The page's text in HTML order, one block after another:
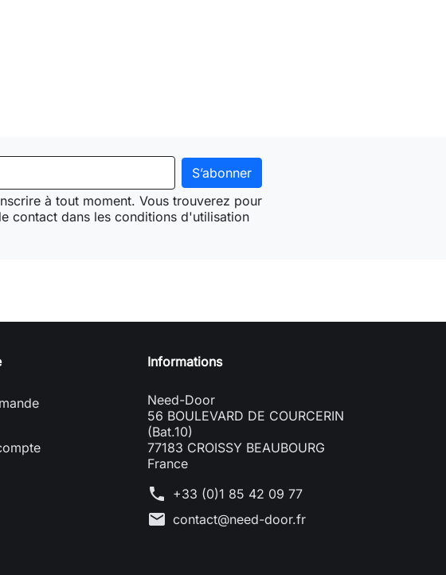
à tout moment. Vous trouverez pour
contact dans les conditions d'utilisation
Informations
Need-Door
56 BOULEVARD DE COURCERIN
(Bat.10)
77183 CROISSY BEAUBOURG
France
phone +33 (0)1 85 42 09 77
mail contact@need-door.fr